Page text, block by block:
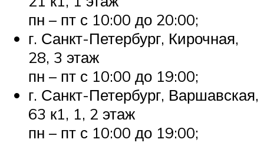
пн – пт с 10:00 до 20:00;
г. Санкт-Петербург, Кирочная,
28, 3 этаж
пн – пт с 10:00 до 19:00;
г. Санкт-Петербург, Варшавская,
63 к1, 1, 2 этаж
пн – пт с 10:00 до 19:00;